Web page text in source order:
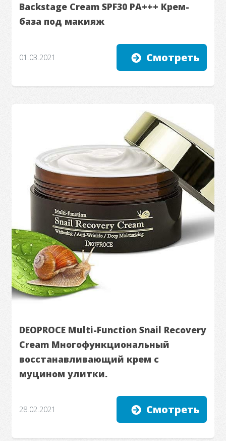
Backstage Cream SPF30 PA+++ Крем-
база под макияж
01.03.2021 Смотреть
DEOPROCE Multi-Function Snail Recovery
Cream Многофункциональный
восстанавливающий крем с
муцином улитки.
28.02.2021 Смотреть